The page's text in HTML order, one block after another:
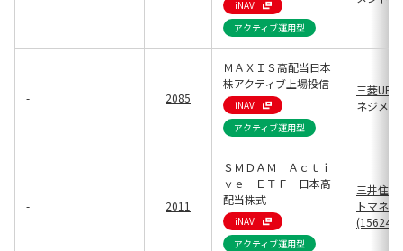
iNAV
アクティブ運用型
- 2085
ＭＡＸＩＳ高配当日本
株アクティブ上場投信
iNAV
アクティブ運用型
三菱UFJ
ネジメ
- 2011
ＳＭＤＡＭ Ａｃｔｉ
ｖｅ ＥＴＦ 日本高
配当株式
iNAV
アクティブ運用型
三井住
トマネ
(15624)